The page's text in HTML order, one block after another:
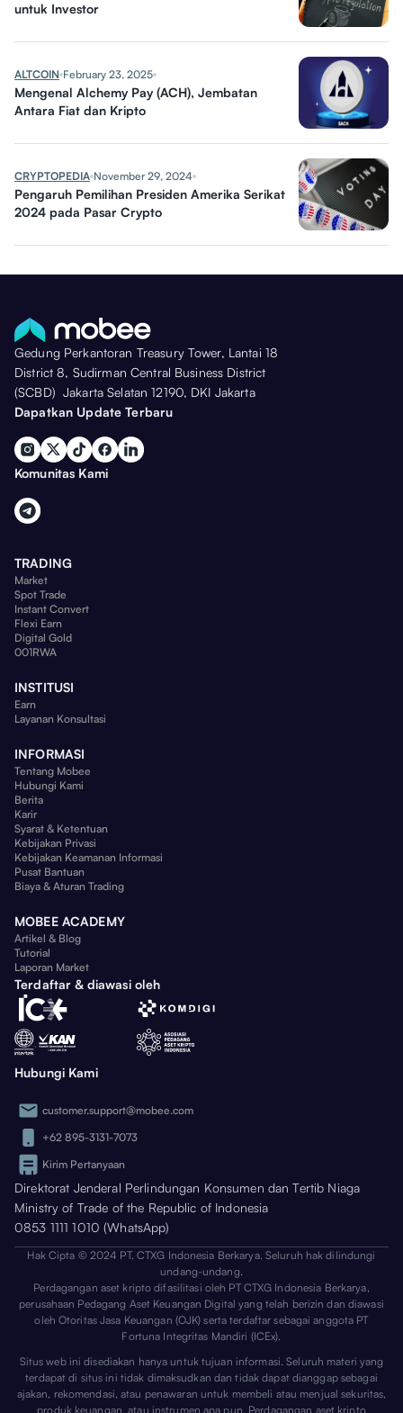
untuk Investor
ALTCOIN February 23, 2025
Mengenal Alchemy Pay (ACH), Jembatan
Antara Fiat dan Kripto
CRYPTOPEDIA November 29, 2024
Pengaruh Pemilihan Presiden Amerika Serikat
2024 pada Pasar Crypto
Gedung Perkantoran Treasury Tower, Lantai 18
District 8, Sudirman Central Business District
(SCBD) Jakarta Selatan 12190, DKI Jakarta
Dapatkan Update Terbaru
Komunitas Kami
TRADING
Market
Spot Trade
Instant Convert
Flexi Earn
Digital Gold
001RWA
INSTITUSI
Earn
Layanan Konsultasi
INFORMASI
Tentang Mobee
Hubungi Kami
Berita
Karir
Syarat & Ketentuan
Kebijakan Privasi
Kebijakan Keamanan Informasi
Pusat Bantuan
Biaya & Aturan Trading
MOBEE ACADEMY
Artikel & Blog
Tutorial
Laporan Market
Terdaftar & diawasi oleh
Hubungi Kami
customer.support@mobee.com
+62 895-3131-7073
Kirim Pertanyaan
Direktorat Jenderal Perlindungan Konsumen dan Tertib Niaga
Ministry of Trade of the Republic of Indonesia
0853 1111 1010 (WhatsApp)
Hak Cipta © 2024 PT. CTXG Indonesia Berkarya. Seluruh hak dilindungi
undang-undang.
Perdagangan aset kripto difasilitasi oleh PT CTXG Indonesia Berkarya,
perusahaan Pedagang Aset Keuangan Digital yang telah berizin dan diawasi
oleh Otoritas Jasa Keuangan (OJK) serta terdaftar sebagai anggota PT
Fortuna Integritas Mandiri (ICEx).
Situs web ini disediakan hanya untuk tujuan informasi. Seluruh materi yang
terdapat di situs ini tidak dimaksudkan dan tidak dapat dianggap sebagai
ajakan, rekomendasi, atau penawaran untuk membeli atau menjual sekuritas,
produk keuangan, atau instrumen apa pun. Perdagangan aset kripto